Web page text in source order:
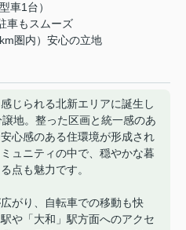
車1台）
車もスムーズ
圏内）安心の立地
じられる北新エリアに誕生し
地。整った区画と統一感のあ
心感のある住環境が形成され
ュニティの中で、穏やかな暮
点も魅力です。
がり、自転車での移動も快
や「大和」駅方面へのアクセ